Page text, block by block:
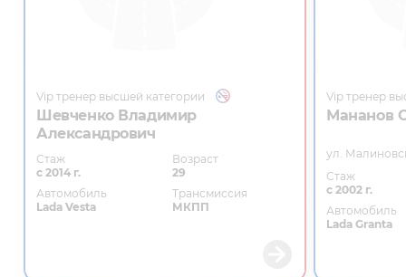
Vip тренер высшей категории
Шевченко Владимир
Александрович
Стаж
с 2014 г.
Возраст
29
Автомобиль
Lada Vesta
Трансмиссия
МКПП
Vip тренер
Мананов
ул.
Стаж
с 2002 г.
Автомобиль
Lada Granta